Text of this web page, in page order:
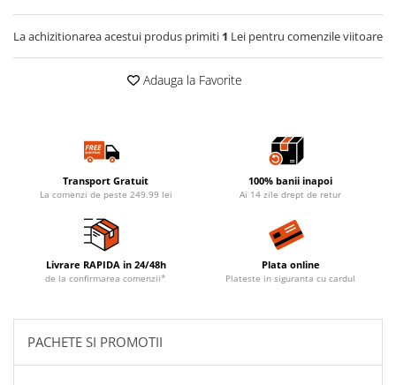
La achizitionarea acestui produs primiti 1 Lei pentru comenzile viitoare
Adauga la Favorite
Transport Gratuit
La comenzi de peste 249.99 lei
100% banii inapoi
Ai 14 zile drept de retur
Livrare RAPIDA in 24/48h
de la confirmarea comenzii*
Plata online
Plateste in siguranta cu cardul
PACHETE SI PROMOTII